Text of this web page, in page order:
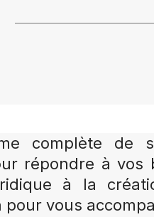
complète de
répondre à vos
à la
pour vous